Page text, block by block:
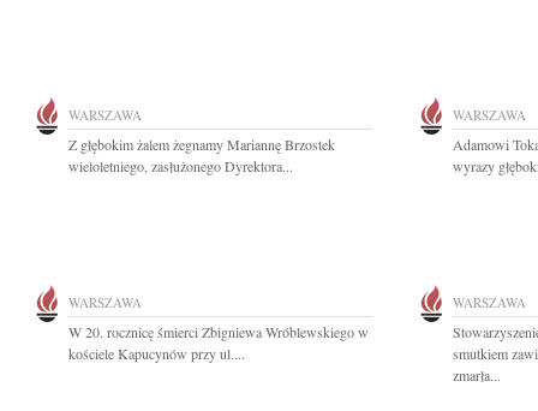
WARSZAWA
Z głębokim żalem żegnamy Mariannę Brzostek
wieloletniego, zasłużonego Dyrektora...
WARSZAWA
Adamowi
wyrazy
WARSZAWA
W 20. rocznicę śmierci Zbigniewa Wróblewskiego w
kościele Kapucynów przy ul....
WARSZAWA
smutkiem
zmarła...